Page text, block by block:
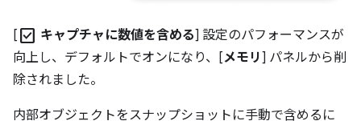
[ check_box キャプチャに数値を含める] 設定のパフォーマンスが
向上し、デフォルトでオンになり、[メモリ ] パネルから削
除されました。
内部オブジェクトをスナップショットに手動で含めるに